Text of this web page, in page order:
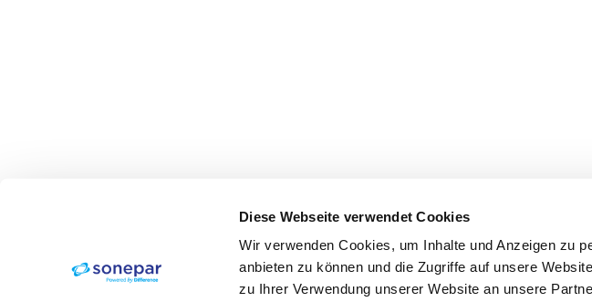
Diese Webseite verwendet Cookies
Wir verwenden Cookies, um Inhalte und Anzeigen zu
anbieten zu können und die Zugriffe auf unsere
zu Ihrer Verwendung unserer Website an unsere